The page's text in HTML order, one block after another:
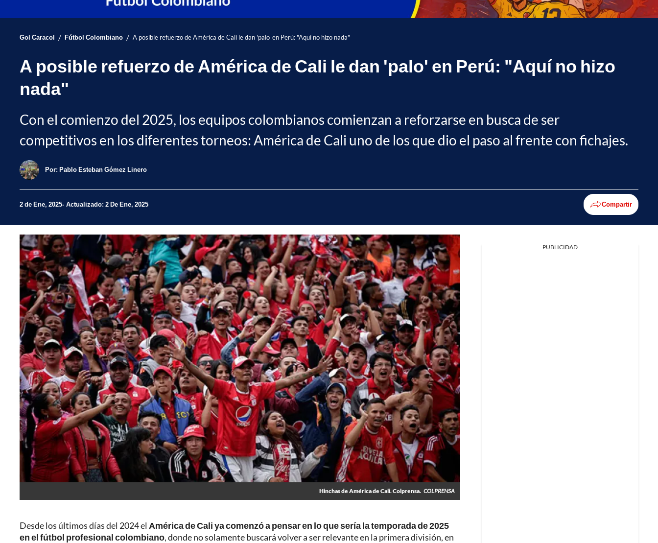
Gol Caracol / Fútbol Colombiano / A posible refuerzo de América de Cali le dan 'palo' en Perú: "Aquí no hizo nada"
A posible refuerzo de América de Cali le dan 'palo' en Perú: "Aquí no hizo
nada"
Con el comienzo del 2025, los equipos colombianos comienzan a reforzarse en busca de ser
competitivos en los diferentes torneos: América de Cali uno de los que dio el paso al frente con fichajes.
Por: Pablo Esteban Gómez Linero
2 de Ene, 2025 Actualizado: 2 De Ene, 2025 Compartir
Hinchas de América de Cali. Colprensa. COLPRENSA
Desde los últimos días del 2024 el América de Cali ya comenzó a pensar en lo que sería la temporada de 2025
en el fútbol profesional colombiano, donde no solamente buscará volver a ser relevante en la primera división, en
PUBLICIDAD